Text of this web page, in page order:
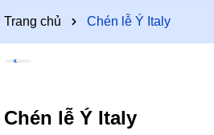
Trang chủ Chén lễ Ý Italy
Chén lễ Ý Italy